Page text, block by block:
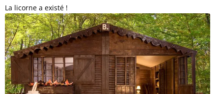
La licorne a existé !